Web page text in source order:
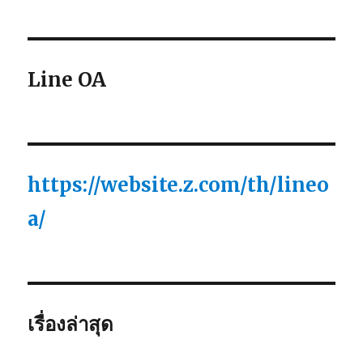
Line OA
https://website.z.com/th/lineo
a/
เรื่องล่าสุด